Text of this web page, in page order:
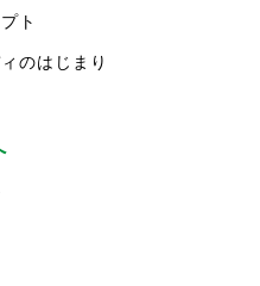
ト
のはじまり